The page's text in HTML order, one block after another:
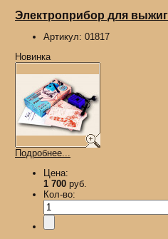
Электроприбор для
Артикул: 01817
Новинка
Подробнее...
Цена:
1 700 руб.
Кол-во: